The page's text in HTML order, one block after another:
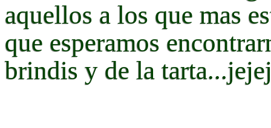
aquellos a los que mas
que esperamos
brindis y de la